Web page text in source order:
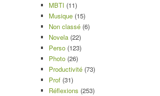
MBTI (11)
Musique (15)
Non classé (6)
Novela (22)
Perso (123)
Photo (26)
Productivité (73)
Prof (31)
Réflexions (253)